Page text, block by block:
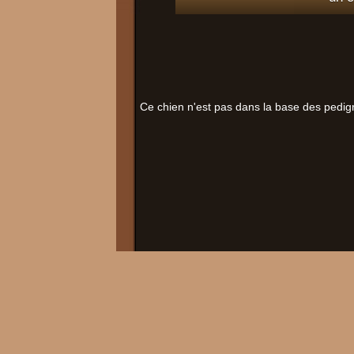
Ce chien n'est pas dans la base des